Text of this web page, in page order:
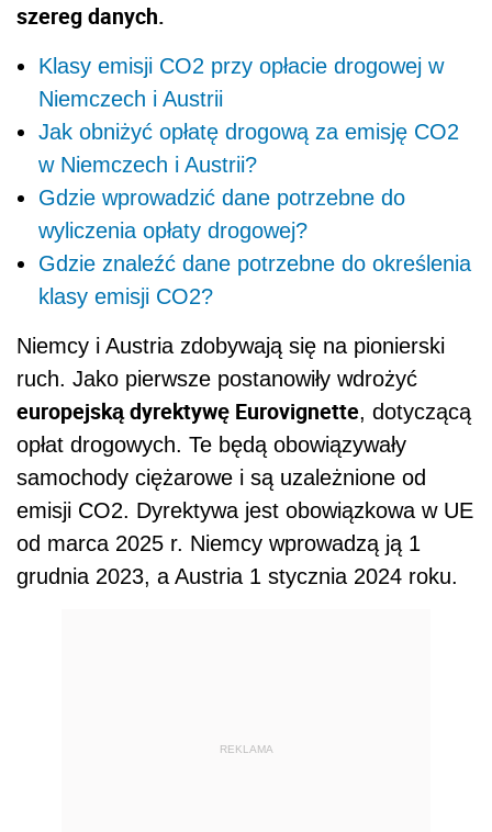
szereg danych.
Klasy emisji CO2 przy opłacie drogowej w
Niemczech i Austrii
Jak obniżyć opłatę drogową za emisję CO2
w Niemczech i Austrii?
Gdzie wprowadzić dane potrzebne do
wyliczenia opłaty drogowej?
Gdzie znaleźć dane potrzebne do określenia
klasy emisji CO2?
Niemcy i Austria zdobywają się na pionierski
ruch. Jako pierwsze postanowiły wdrożyć
europejską dyrektywę Eurovignette, dotyczącą
opłat drogowych. Te będą obowiązywały
samochody ciężarowe i są uzależnione od
emisji CO2. Dyrektywa jest obowiązkowa w UE
od marca 2025 r. Niemcy wprowadzą ją 1
grudnia 2023, a Austria 1 stycznia 2024 roku.
REKLAMA